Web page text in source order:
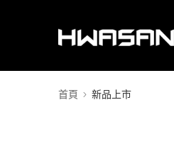
首頁 新品上市